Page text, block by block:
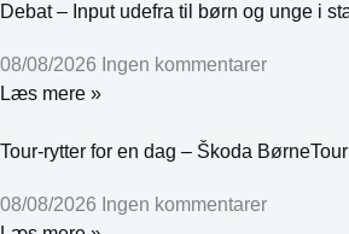
Debat – Input udefra til børn og unge i
08/08/2026 Ingen kommentarer
Læs mere »
Tour-rytter for en dag – Škoda
08/08/2026 Ingen kommentarer